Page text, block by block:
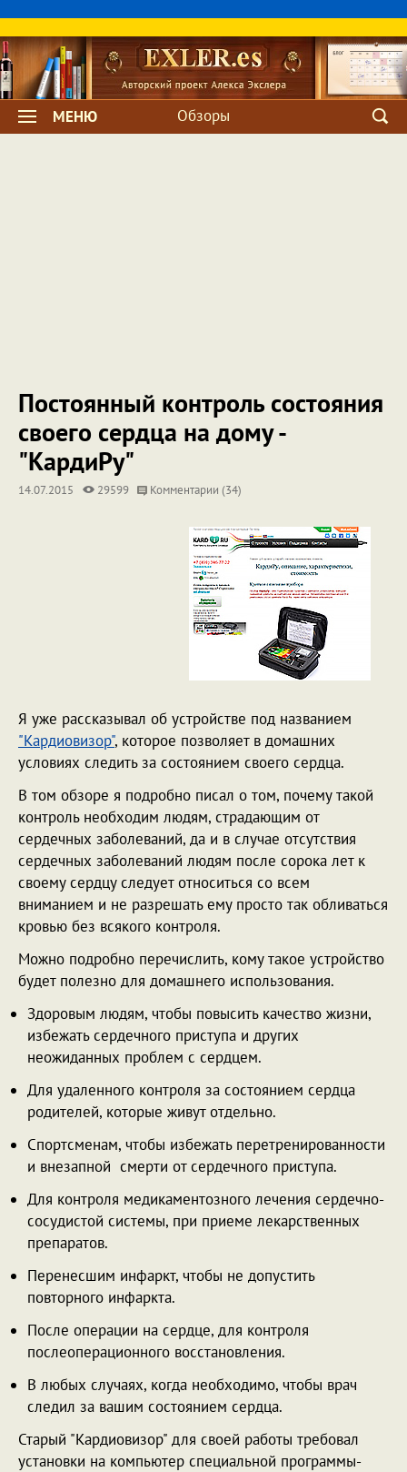
МЕНЮ Обзоры
Постоянный контроль состояния
своего сердца на дому -
"КардиРу"
14.07.2015 29599 Комментарии (34)
Я уже рассказывал об устройстве под названием
"Кардиовизор", которое позволяет в домашних
условиях следить за состоянием своего сердца.
В том обзоре я подробно писал о том, почему такой
контроль необходим людям, страдающим от
сердечных заболеваний, да и в случае отсутствия
сердечных заболеваний людям после сорока лет к
своему сердцу следует относиться со всем
вниманием и не разрешать ему просто так обливаться
кровью без всякого контроля.
Можно подробно перечислить, кому такое устройство
будет полезно для домашнего использования.
Здоровым людям, чтобы повысить качество жизни,
избежать сердечного приступа и других
неожиданных проблем с сердцем.
Для удаленного контроля за состоянием сердца
родителей, которые живут отдельно.
Спортсменам, чтобы избежать перетренированности
и внезапной смерти от сердечного приступа.
Для контроля медикаментозного лечения сердечно-
сосудистой системы, при приеме лекарственных
препаратов.
Перенесшим инфаркт, чтобы не допустить
повторного инфаркта.
После операции на сердце, для контроля
послеоперационного восстановления.
В любых случаях, когда необходимо, чтобы врач
следил за вашим состоянием сердца.
Старый "Кардиовизор" для своей работы требовал
установки на компьютер специальной программы-